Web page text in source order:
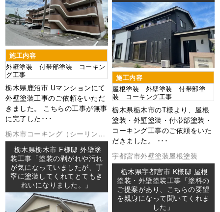
施工内容
外壁塗装 付帯部塗装 コーキン
グ工事
栃木県鹿沼市 Uマンションにて
外壁塗装工事のご依頼をいただ
きました。 こちらの工事が無事
に完了した･･･
施工内容
屋根塗装 外壁塗装 付帯部塗
装 コーキング工事
栃木県栃木市のT様より、屋根
塗装・外壁塗装・付帯部塗装・
コーキング工事のご依頼をいた
だきました。 ･･･
栃木市コーキング（シーリング
外壁塗装防水工事
栃木県栃木市 F様邸 外壁塗
装工事「塗装の剥がれや汚れ
が気になっていましたが、丁
寧に塗装してくれてとてもき
れいになりました。」
宇都宮市外壁塗装屋根塗装
栃木県宇都宮市 K様邸 屋根
塗装・外壁塗装工事「塗料の
ご提案があり、こちらの要望
を親身になって聞いてくれま
した」